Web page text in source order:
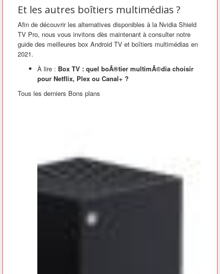
Et les autres boîtiers multimédias ?
Afin de découvrir les alternatives disponibles à la Nvidia Shield
TV Pro, nous vous invitons dès maintenant à consulter notre
guide des meilleures box Android TV et boîtiers multimédias en
2021.
À lire : Box TV : quel boÃ®tier multimÃ©dia choisir
pour Netflix, Plex ou Canal+ ?
Tous les derniers Bons plans